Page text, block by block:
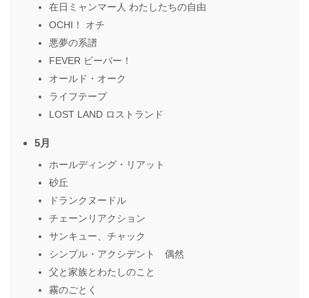
在日ミャンマー人 わたしたちの自由
OCHI！ オチ
悪夢の系譜
FEVER ビーバー！
オールド・オーク
ライフテープ
LOST LAND ロストランド
5月
ホールディング・リアット
砂丘
ドランクヌードル
チェーンリアクション
サンキュー、チャック
シンプル・アクシデント 偶然
父と家族とわたしのこと
霧のごとく